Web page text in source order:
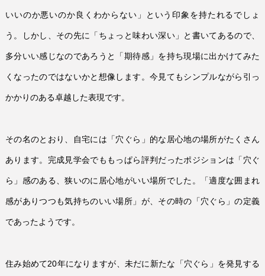
いいのか悪いのか良くわからない」という印象を持たれるでしょ
う。しかし、その先に「ちょっと味わい深い」と書いてあるので、
多分いい感じなのであろうと「期待感」を持ち現場に出かけてみた
くなったのではないかと想像します。今見てもシンプルながら引っ
かかりのある卓越した表現です。
その名のとおり、自宅には「穴ぐら」的な居心地の場所がたくさん
あります。完成見学会でももっぱら評判だったポジションは「穴ぐ
ら」感のある、狭いのに居心地がいい場所でした。「適度な囲まれ
感がありつつも気持ちのいい場所」が、その時の「穴ぐら」の定義
であったようです。
住み始めて20年になりますが、未だに新たな「穴ぐら」を発見する